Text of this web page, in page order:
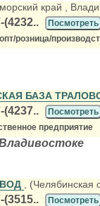
край ,
(4232..
Посмотреть
розница/
БАЗА
(4237..
Посмотреть
предприятие
, (Челябинская
(3515..
Посмотреть